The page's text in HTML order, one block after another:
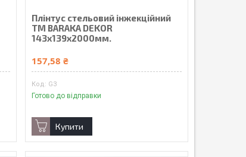
Плінтус стельовий інжекційний
ТМ BARAKA DEKOR
143х139х2000мм.
157,58 ₴
G3
Готово до відправки
Купити